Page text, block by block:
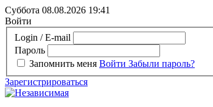
Суббота 08.08.2026 19:41
Войти
Login / E-mail
Пароль
Запомнить меня Войти Забыли пароль?
Зарегистрироваться